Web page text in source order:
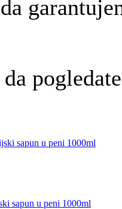
pogledate
sapun u peni 1000ml